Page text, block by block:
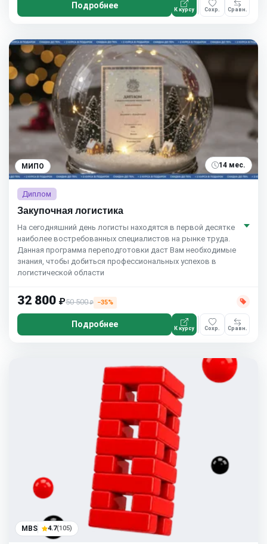
Подробнее К курсу Сохр. Сравн.
МИПО 14 мес.
Диплом
Закупочная логистика
На сегодняшний день логисты находятся в первой десятке
наиболее востребованных специалистов на рынке труда.
Данная программа переподготовки даст Вам необходимые
знания, чтобы добиться профессиональных успехов в
логистической области
32 800 ₽50 500₽ −35%
Подробнее К курсу Сохр. Сравн.
MBS 4.7(105)